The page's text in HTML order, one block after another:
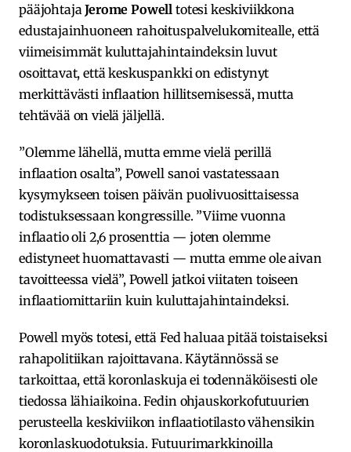
pääjohtajaJerome Powell totesi keskiviikkona
edustajainhuoneen rahoituspalvelukomitealle, että
viimeisimmät kuluttajahintaindeksin luvut
osoittavat, että keskuspankki on edistynyt
merkittävästi inflaation hillitsemisessä, mutta
tehtävää on vielä jäljellä.
”Olemme lähellä, mutta emme vielä perillä
inflaation osalta”, Powell sanoi vastatessaan
kysymykseen toisen päivän puolivuosittaisessa
todistuksessaan kongressille. ”Viime vuonna
inflaatio oli 2,6 prosenttia — joten olemme
edistyneet huomattavasti — mutta emme ole aivan
tavoitteessa vielä”, Powell jatkoi viitaten toiseen
inflaatiomittariin kuin kuluttajahintaindeksi.
Powell myös totesi, että Fed haluaa pitää toistaiseksi
rahapolitiikan rajoittavana. Käytännössä se
tarkoittaa, että koronlaskuja ei todennäköisesti ole
tiedossa lähiaikoina. Fedin ohjauskorkofutuurien
perusteella keskiviikon inflaatiotilasto vähensikin
koronlaskuodotuksia. Futuurimarkkinoilla